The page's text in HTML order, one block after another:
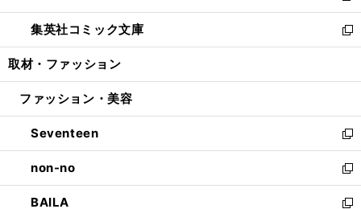
開
く
ウ
で
開
ン
ド
ウ
開
ウ
ィ
ン
ウ
開
く
し
い
ウ
ン
ウ
で
開
く
集英社コミック文庫
新
し
ウ
ン
ド
ウ
で
開
く
取材・ファッション
ファッション・美容
Seventeen
新
し
い
ウ
ィ
non-no
新
し
い
BAILA
新